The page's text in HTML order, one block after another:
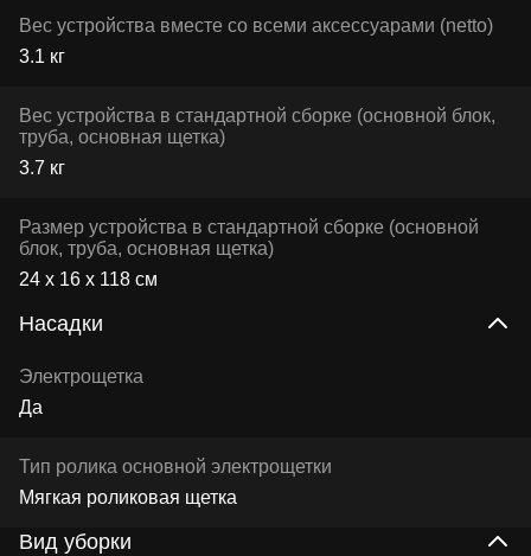
Вес устройства вместе со всеми аксессуарами (netto)
3.1 кг
Вес устройства в стандартной сборке (основной блок,
труба, основная щетка)
3.7 кг
Размер устройства в стандартной сборке (основной
блок, труба, основная щетка)
24 х 16 х 118 см
Насадки
Электрощетка
Да
Тип ролика основной электрощетки
Мягкая роликовая щетка
Вид уборки